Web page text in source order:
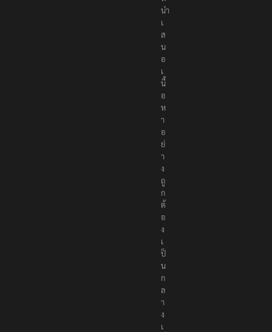
นำ
เ
ส
น
อ
เ
นื้
อ
ห
า
อ
ย่
า
ง
ถู
ก
ต้
อ
ง
เ
ป็
น
ก
ล
า
ง
เ